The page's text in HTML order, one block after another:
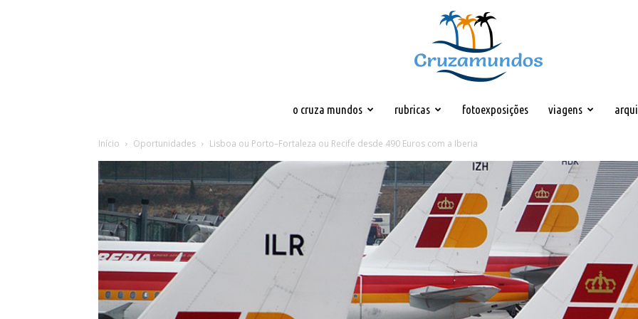
o cruza mundos rubricas fotoexposições viagens
Início Oportunidades Lisboa ou Porto–Fortaleza ou Recife desde 490 Euros com a Iberia